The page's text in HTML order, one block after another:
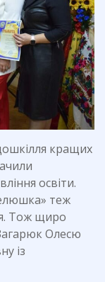
кращих
освіти.
теж
Тож щиро
Олесю
із